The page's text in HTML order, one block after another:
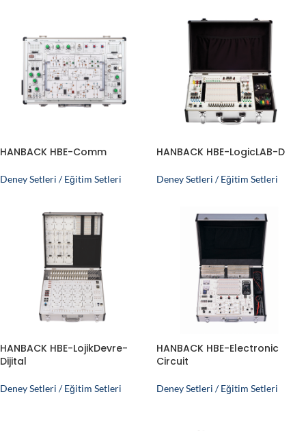
HANBACK HBE-Comm
Deney Setleri / Eğitim Setleri
HANBACK HBE-LogicLAB-D
Deney Setleri / Eğitim Setleri
HANBACK HBE-LojikDevre-
Dijital
Deney Setleri / Eğitim Setleri
HANBACK HBE-Electronic
Circuit
Deney Setleri / Eğitim Setleri